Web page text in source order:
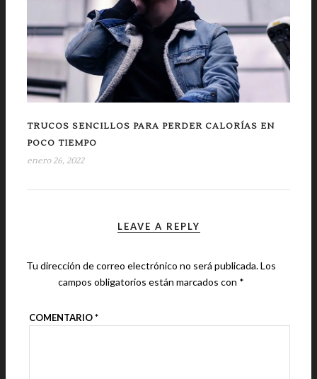
TRUCOS SENCILLOS PARA PERDER CALORÍAS EN
POCO TIEMPO
enero 26, 2022
LEAVE A REPLY
Tu dirección de correo electrónico no será publicada.Los
campos obligatorios están marcados con *
COMENTARIO*